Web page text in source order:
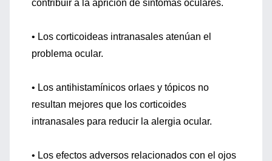
contribuir a la aprición de síntomas oculares.
• Los corticoideas intranasales atenúan el
problema ocular.
• Los antihistamínicos orlaes y tópicos no
resultan mejores que los corticoides
intranasales para reducir la alergia ocular.
• Los efectos adversos relacionados con el ojos